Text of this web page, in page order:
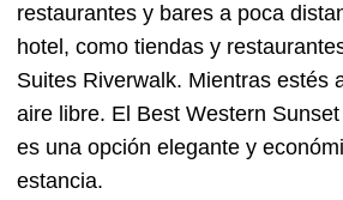
restaurantes y bares a poca
hotel, como tiendas y
Suites Riverwalk. Mientras estés
aire libre. El Best Western
es una opción elegante y
estancia.